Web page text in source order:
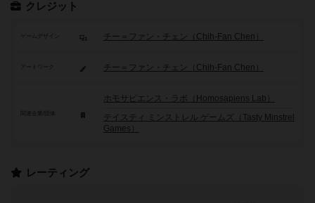
クレジット
ゲームデザイン チー＝ファン・チェン（Chih-Fan Chen）
アートワーク チー＝ファン・チェン（Chih-Fan Chen）
ホモサピエンス・ラボ（Homosapiens Lab）
テイスティ ミンストレル ゲームズ（Tasty Minstrel
Games）
レーティング